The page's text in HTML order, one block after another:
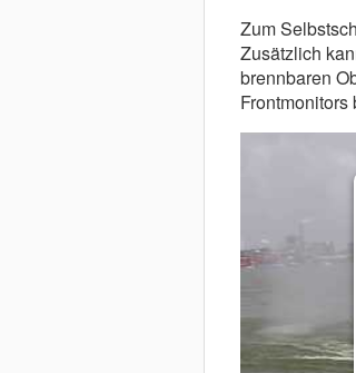
Zum
Zusätzlich
brennbaren
Frontmonitors